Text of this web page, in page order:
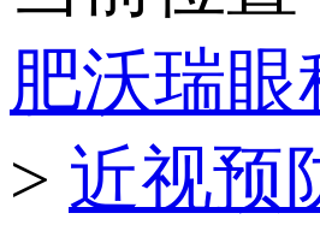
肥沃瑞
> 近视预